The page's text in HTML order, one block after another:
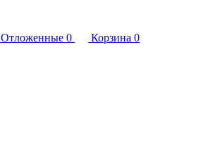
Отложенные 0 Корзина 0